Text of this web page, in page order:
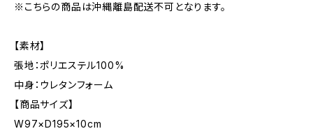
※こちらの商品は沖縄離島配送不可となります。
【素材】
張地：ポリエステル100%
中身：ウレタンフォーム
【商品サイズ】
W97×D195×10cm